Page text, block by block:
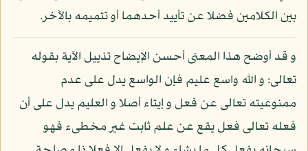
بين الكلامين فضلا عن تأييد أحدهما أو تتميمه بالآخر.
و قد أوضح هذا المعنى أحسن الإيضاح تذييل الآية بقوله
تعالى: و الله واسع عليم فإن الواسع يدل على عدم
ممنوعيته تعالى عن فعل و إيتاء أصلا و العليم يدل على أن
فعله تعالى فعل يقع عن علم ثابت غير مخطىء فهو